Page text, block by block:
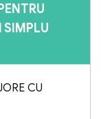
la
SIMPLU
CU